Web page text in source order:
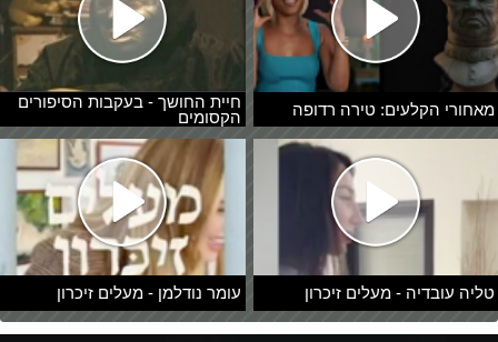
מאחורי הקלעים: טירה רדופה
חיית החושך - בעקבות הסיפורים
הקסומים
טליה עובדיה - מעלים זיכרון עומר נודלמן - מעלים זיכרון